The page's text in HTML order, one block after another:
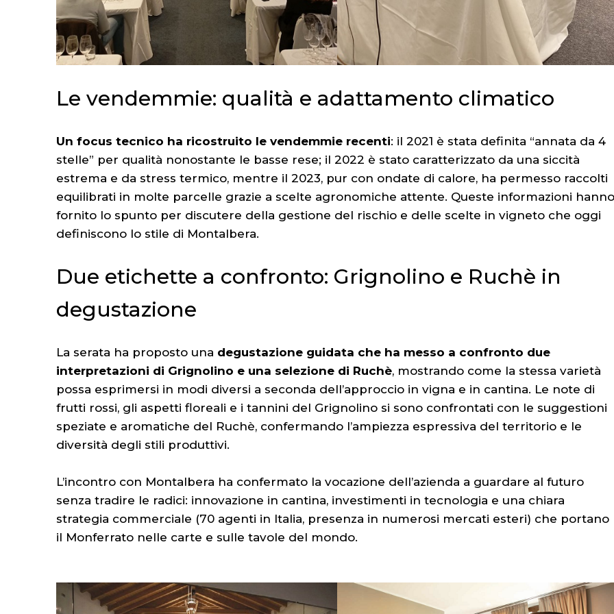
Le vendemmie: qualità e adattamento climatico
Un focus tecnico ha ricostruito le vendemmie recenti: il 2021 è stata definita “annata da 4
stelle” per qualità nonostante le basse rese; il 2022 è stato caratterizzato da una siccità
estrema e da stress termico, mentre il 2023, pur con ondate di calore, ha permesso raccolti
equilibrati in molte parcelle grazie a scelte agronomiche attente. Queste informazioni hanno
fornito lo spunto per discutere della gestione del rischio e delle scelte in vigneto che oggi
definiscono lo stile di Montalbera.
Due etichette a confronto: Grignolino e Ruchè in
degustazione
La serata ha proposto una degustazione guidata che ha messo a confronto due
interpretazioni di Grignolino e una selezione di Ruchè, mostrando come la stessa varietà
possa esprimersi in modi diversi a seconda dell’approccio in vigna e in cantina. Le note di
frutti rossi, gli aspetti floreali e i tannini del Grignolino si sono confrontati con le suggestioni
speziate e aromatiche del Ruchè, confermando l’ampiezza espressiva del territorio e le
diversità degli stili produttivi.
L’incontro con Montalbera ha confermato la vocazione dell’azienda a guardare al futuro
senza tradire le radici: innovazione in cantina, investimenti in tecnologia e una chiara
strategia commerciale (70 agenti in Italia, presenza in numerosi mercati esteri) che portano
il Monferrato nelle carte e sulle tavole del mondo.